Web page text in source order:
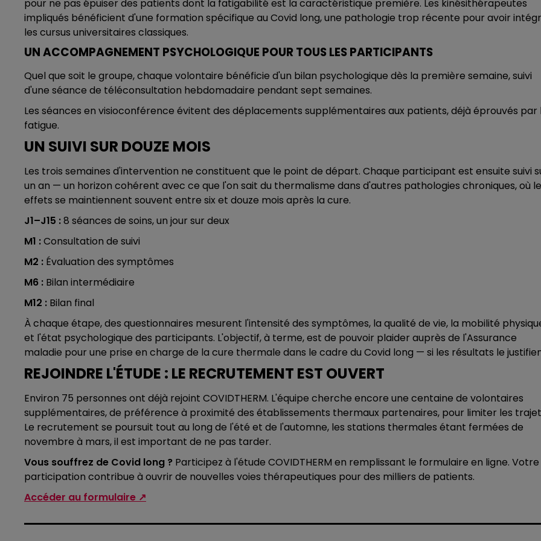
pour ne pas épuiser des patients dont la fatigabilité est la caractéristique première. Les kinésithérapeutes
impliqués bénéficient d'une formation spécifique au Covid long, une pathologie trop récente pour avoir
les cursus universitaires classiques.
UN ACCOMPAGNEMENT PSYCHOLOGIQUE POUR TOUS LES PARTICIPANTS
Quel que soit le groupe, chaque volontaire bénéficie d'un bilan psychologique dès la première semaine, suivi
d'une séance de téléconsultation hebdomadaire pendant sept semaines.
Les séances en visioconférence évitent des déplacements supplémentaires aux patients, déjà éprouvés par
fatigue.
UN SUIVI SUR DOUZE MOIS
Les trois semaines d'intervention ne constituent que le point de départ. Chaque participant est ensuite suivi
un an — un horizon cohérent avec ce que l'on sait du thermalisme dans d'autres pathologies chroniques, où
effets se maintiennent souvent entre six et douze mois après la cure.
J1–J15 :8 séances de soins, un jour sur deux
M1 :Consultation de suivi
M2 : Évaluation des symptômes
M6 : Bilan intermédiaire
M12 : Bilan final
À chaque étape, des questionnaires mesurent l'intensité des symptômes, la qualité de vie, la mobilité
et l'état psychologique des participants. L'objectif, à terme, est de pouvoir plaider auprès de l'Assurance
maladie pour une prise en charge de la cure thermale dans le cadre du Covid long — si les résultats le
REJOINDRE L'ÉTUDE : LE RECRUTEMENT EST OUVERT
Environ 75 personnes ont déjà rejoint COVIDTHERM. L'équipe cherche encore une centaine de volontaires
supplémentaires, de préférence à proximité des établissements thermaux partenaires, pour limiter les
Le recrutement se poursuit tout au long de l'été et de l'automne, les stations thermales étant fermées de
novembre à mars, il est important de ne pas tarder.
Vous souffrez de Covid long ? Participez à l'étude COVIDTHERM en remplissant le formulaire en ligne. Votre
participation contribue à ouvrir de nouvelles voies thérapeutiques pour des milliers de patients.
Accéder au formulaire ↗